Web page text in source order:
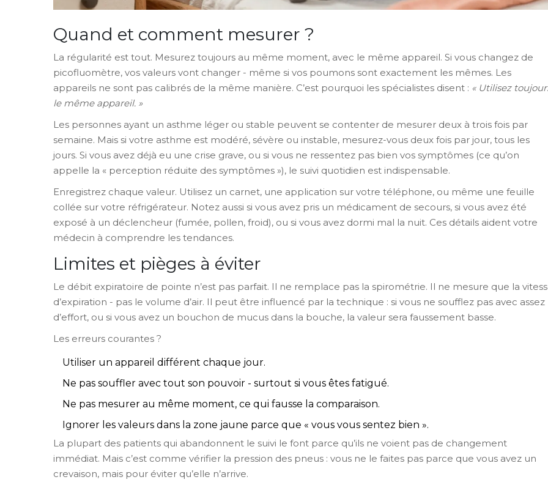
Quand et comment mesurer ?
La régularité est tout. Mesurez toujours au même moment, avec le même appareil. Si vous changez de
picofluomètre, vos valeurs vont changer - même si vos poumons sont exactement les mêmes. Les
appareils ne sont pas calibrés de la même manière. C’est pourquoi les spécialistes disent : « Utilisez
le même appareil. »
Les personnes ayant un asthme léger ou stable peuvent se contenter de mesurer deux à trois fois par
semaine. Mais si votre asthme est modéré, sévère ou instable, mesurez-vous deux fois par jour, tous les
jours. Si vous avez déjà eu une crise grave, ou si vous ne ressentez pas bien vos symptômes (ce qu’on
appelle la « perception réduite des symptômes »), le suivi quotidien est indispensable.
Enregistrez chaque valeur. Utilisez un carnet, une application sur votre téléphone, ou même une feuille
collée sur votre réfrigérateur. Notez aussi si vous avez pris un médicament de secours, si vous avez été
exposé à un déclencheur (fumée, pollen, froid), ou si vous avez dormi mal la nuit. Ces détails aident votre
médecin à comprendre les tendances.
Limites et pièges à éviter
Le débit expiratoire de pointe n’est pas parfait. Il ne remplace pas la spirométrie. Il ne mesure que la
d’expiration - pas le volume d’air. Il peut être influencé par la technique : si vous ne soufflez pas avec assez
d’effort, ou si vous avez un bouchon de mucus dans la bouche, la valeur sera faussement basse.
Les erreurs courantes ?
Utiliser un appareil différent chaque jour.
Ne pas souffler avec tout son pouvoir - surtout si vous êtes fatigué.
Ne pas mesurer au même moment, ce qui fausse la comparaison.
Ignorer les valeurs dans la zone jaune parce que « vous vous sentez bien ».
La plupart des patients qui abandonnent le suivi le font parce qu’ils ne voient pas de changement
immédiat. Mais c’est comme vérifier la pression des pneus : vous ne le faites pas parce que vous avez un
crevaison, mais pour éviter qu’elle n’arrive.